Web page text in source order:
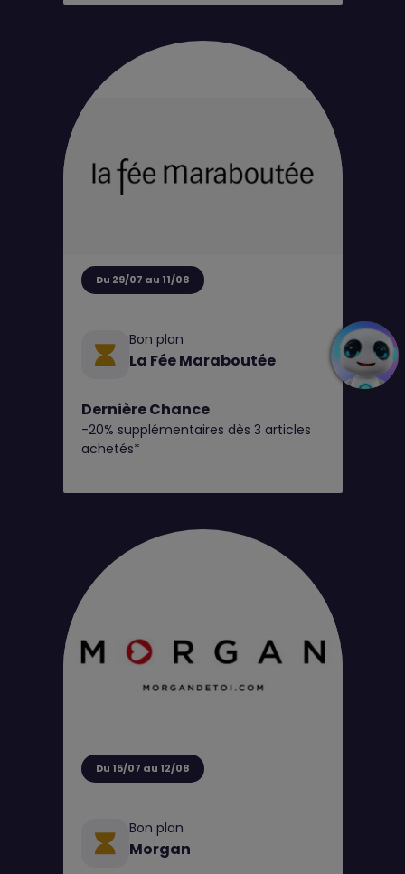
Du 29/07 au 11/08
Bon plan
La Fée Maraboutée
Dernière Chance
-20% supplémentaires dès 3 articles
achetés*
Du 15/07 au 12/08
Bon plan
Morgan